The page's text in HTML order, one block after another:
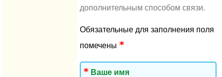
дополнительным способом связи.
Обязательные для заполнения поля
помечены
Ваше имя